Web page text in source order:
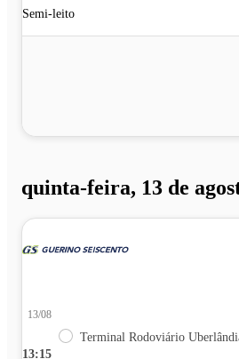
Semi-leito
quinta-feira, 13 de
13:15
13/08
Terminal Rodoviário